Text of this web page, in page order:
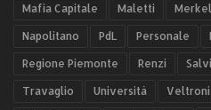
Mafia Capitale Maletti Merkel
Napolitano PdL Personale
Regione Piemonte Renzi
Travaglio Università Veltroni